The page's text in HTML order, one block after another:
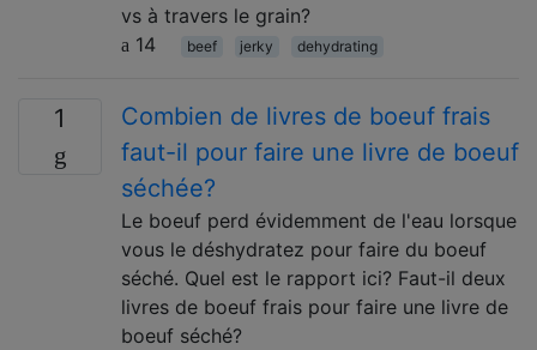
vs à travers le grain?
14
beef jerky dehydrating
1
Combien de livres de boeuf frais
faut-il pour faire une livre de boeuf
séchée?
Le boeuf perd évidemment de l'eau lorsque
vous le déshydratez pour faire du boeuf
séché. Quel est le rapport ici? Faut-il deux
livres de boeuf frais pour faire une livre de
boeuf séché?